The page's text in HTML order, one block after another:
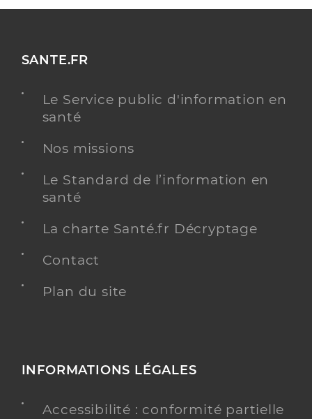
SANTE.FR
Le Service public d'information en
santé
Nos missions
Le Standard de l’information en
santé
La charte Santé.fr Décryptage
Contact
Plan du site
INFORMATIONS LÉGALES
Accessibilité : conformité partielle